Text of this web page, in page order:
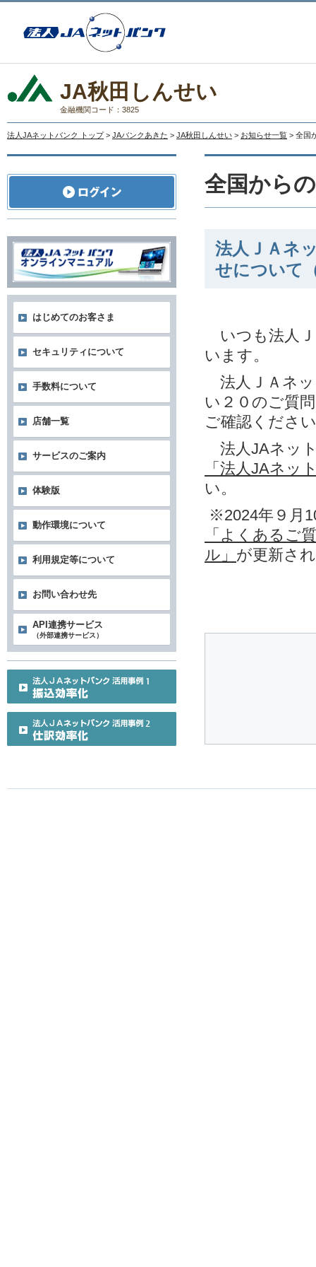
JA秋田しんせい
金融機関コード：3825
法人JAネットバンク トップ > JAバンクあきた > JA秋田しんせい > お知らせ一覧 > 全国
全国から
法人ＪＡネ
せについて
いつも法人
います。
法人ＪＡネ
い２０のご質
ご確認くださ
法人JAネッ
「法人JAネッ
い。
※2024年９月
「よくあるご
ル」 が更新さ
はじめてのお客さま
セキュリティについて
手数料について
店舗一覧
サービスのご案内
体験版
動作環境について
利用規定等について
お問い合わせ先
API連携サービス
（外部連携サービス）